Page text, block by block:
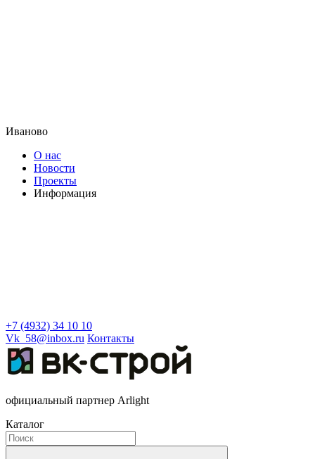
Иваново
О нас
Новости
Проекты
Информация
+7 (4932) 34 10 10
Vk_58@inbox.ru Контакты
официальный партнер Arlight
Каталог